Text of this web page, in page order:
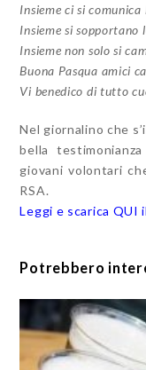
Insieme ci si comunica
Insieme si sopportano
Insieme non solo si
Buona Pasqua amici
Vi benedico di tutto
Nel giornalino che
bella
giovani volontari
RSA.
Leggi e scarica QUI
Potrebbero